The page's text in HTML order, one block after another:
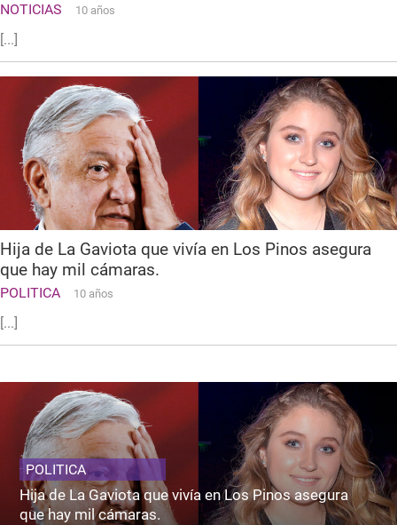
NOTICIAS 10 años
[...]
Hija de La Gaviota que vivía en Los Pinos asegura
que hay mil cámaras.
POLITICA 10 años
[...]
POLITICA
Hija de La Gaviota que vivía en Los Pinos asegura
que hay mil cámaras.